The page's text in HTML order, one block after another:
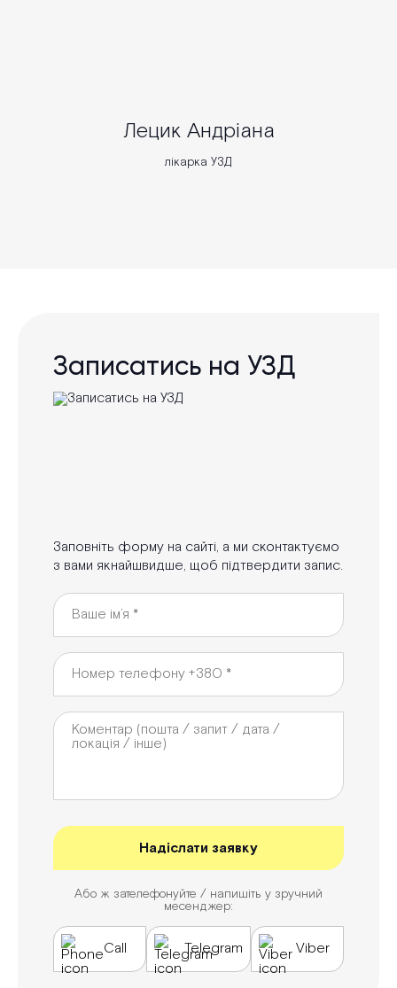
Лецик Андріана
лікарка УЗД
Записатись на УЗД
Заповніть форму на сайті, а ми сконтактуємо
з вами якнайшвидше, щоб підтвердити запис.
Або ж зателефонуйте / напишіть у зручний
месенджер:
Call Telegram Viber